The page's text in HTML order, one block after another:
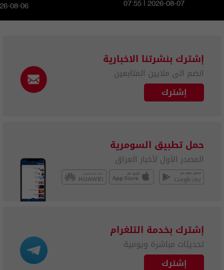
المحطات
07:55 | 2026-08-07
08-06
إشترك بنشرتنا الاخبارية
انضم الى ملايين المتابعين
إشترك
حمل تطبيق السومرية
المصدر الأول لأخبار العراق
إشترك بخدمة التلغرام
تحديثات مباشرة ويومية
إشترك